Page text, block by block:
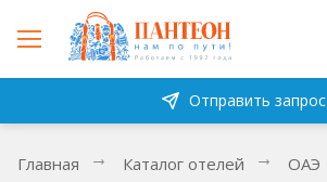
Отправить запрос
Главная Каталог отелей ОАЭ